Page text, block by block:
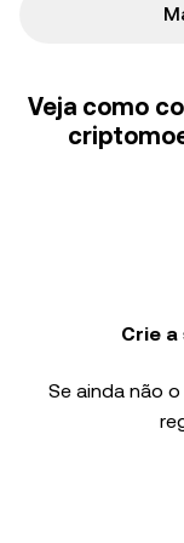
Veja como
Crie
Se ainda não